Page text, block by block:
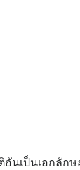
อันเป็นเอกลัก